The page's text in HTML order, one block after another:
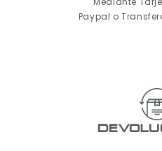
Paypal o